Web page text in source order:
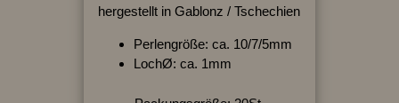
hergestellt in Gablonz / Tschechien
Perlengröße: ca. 10/7/5mm
LochØ: ca. 1mm